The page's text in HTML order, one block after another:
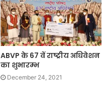
ABVP के 67 वें राष्ट्रीय अधिवेशन
का शुभारम्भ
December 24, 2021